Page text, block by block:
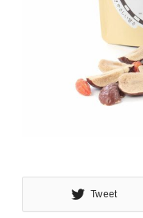
Tweet